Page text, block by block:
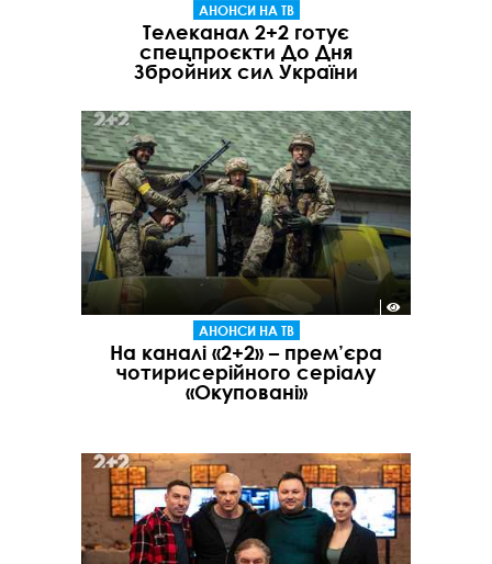
АНОНСИ НА ТВ
Телеканал 2+2 готує
спецпроєкти До Дня
Збройних сил України
АНОНСИ НА ТВ
На каналі «2+2» – прем’єра
чотирисерійного серіалу
«Окуповані»